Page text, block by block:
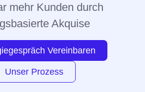
mehr Kunden durch
Akquise
Vereinbaren
Unser Prozess